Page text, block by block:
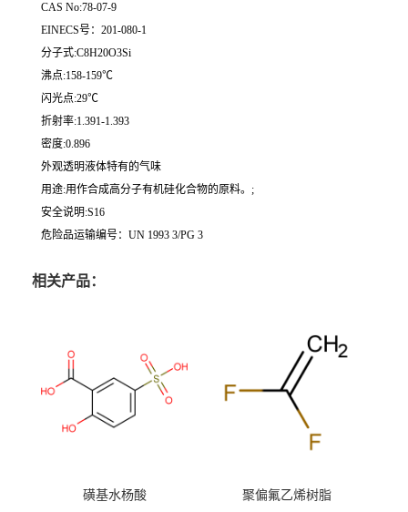
CAS No:78-07-9
EINECS号：201-080-1
分子式:C8H20O3Si
沸点:158-159℃
闪光点:29℃
折射率:1.391-1.393
密度:0.896
外观透明液体特有的气味
用途:用作合成高分子有机硅化合物的原料。;
安全说明:S16
危险品运输编号：UN 1993 3/PG 3
相关产品：
磺基水杨酸 聚偏氟乙烯树脂